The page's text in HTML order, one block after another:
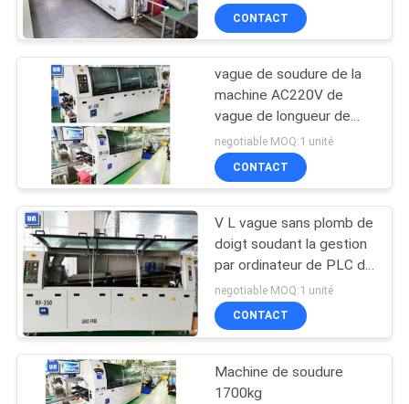
PRIVACY
POLICY
Machine
d'inscription de
laser de carte PCB
15
machine de soudure
sélective
CONTACT
vague de soudure de la
machine AC220V de
vague de longueur de
4200mm soudant RF-
350
negotiable MOQ:1 unité
CONTACT
V L vague sans plomb de
doigt soudant la gestion
par ordinateur de PLC de
RF-350B
negotiable MOQ:1 unité
CONTACT
Machine de soudure
1700kg